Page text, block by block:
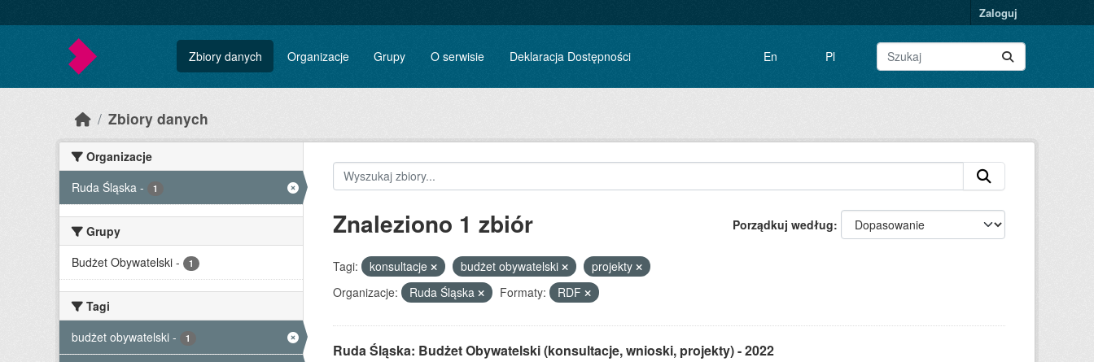
Zaloguj
Zbiory danych Organizacje Grupy O serwisie Deklaracja Dostępności En Pl
Zbiory danych
Organizacje
Ruda Śląska - 1
Grupy
Budżet Obywatelski - 1
Tagi
budżet obywatelski - 1
Porządkuj według
Znaleziono 1 zbiór
Tagi: konsultacje budżet obywatelski
projekty
Organizacje:
Ruda Śląska Formaty: RDF
Ruda Śląska: Budżet Obywatelski (konsultacje, wnioski, projekty) - 2022